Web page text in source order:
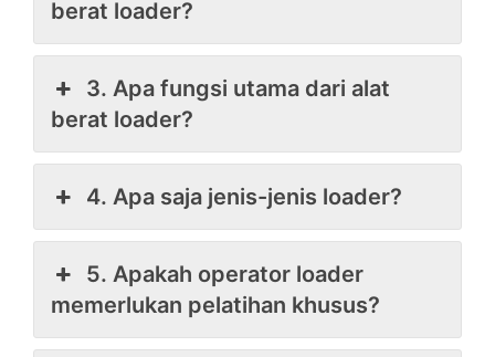
berat loader?
3. Apa fungsi utama dari alat
berat loader?
4. Apa saja jenis-jenis loader?
5. Apakah operator loader
memerlukan pelatihan khusus?